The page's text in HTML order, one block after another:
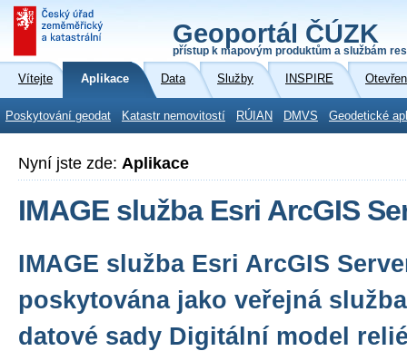
Geoportál ČÚZK
přístup k mapovým produktům a službám
Vítejte Aplikace Data Služby INSPIRE
Poskytování geodat Katastr nemovitostí RÚIAN DMVS Geodetické
Nyní jste zde: Aplikace
IMAGE služba Esri ArcGIS
IMAGE služba Esri ArcGIS
poskytována jako veřejná
datové sady Digitální model